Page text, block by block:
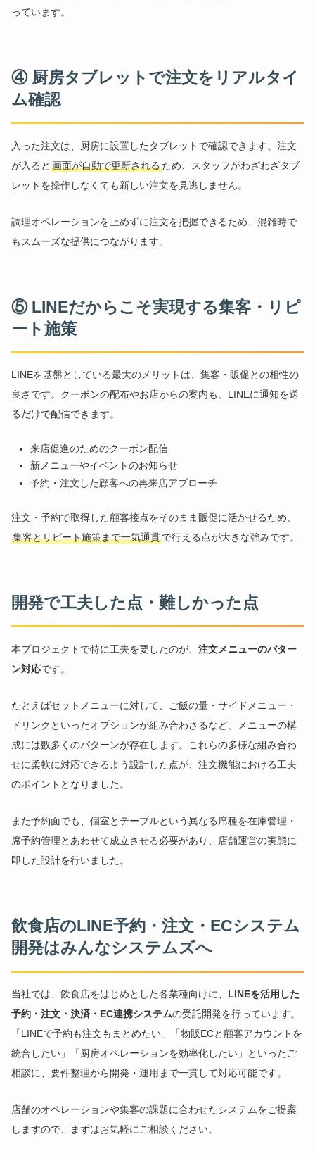
っています。
④ 厨房タブレットで注文をリアルタイ
ム確認
入った注文は、厨房に設置したタブレットで確認できます。注文
が入ると画面が自動で更新されるため、スタッフがわざわざタブ
レットを操作しなくても新しい注文を見逃しません。
調理オペレーションを止めずに注文を把握できるため、混雑時で
もスムーズな提供につながります。
⑤ LINEだからこそ実現する集客・リピ
ート施策
LINEを基盤としている最大のメリットは、集客・販促との相性の
良さです。クーポンの配布やお店からの案内も、LINEに通知を送
るだけで配信できます。
来店促進のためのクーポン配信
新メニューやイベントのお知らせ
予約・注文した顧客への再来店アプローチ
注文・予約で取得した顧客接点をそのまま販促に活かせるため、
集客とリピート施策まで一気通貫で行える点が大きな強みです。
開発で工夫した点・難しかった点
本プロジェクトで特に工夫を要したのが、注文メニューのパター
ン対応です。
たとえばセットメニューに対して、ご飯の量・サイドメニュー・
ドリンクといったオプションが組み合わさるなど、メニューの構
成には数多くのパターンが存在します。これらの多様な組み合わ
せに柔軟に対応できるよう設計した点が、注文機能における工夫
のポイントとなりました。
また予約面でも、個室とテーブルという異なる席種を在庫管理・
席予約管理とあわせて成立させる必要があり、店舗運営の実態に
即した設計を行いました。
飲食店のLINE予約・注文・ECシステム
開発はみんなシステムズへ
当社では、飲食店をはじめとした各業種向けに、 LINEを活用した
予約・注文・決済・EC連携システムの受託開発を行っています。
「LINEで予約も注文もまとめたい」「物販ECと顧客アカウントを
統合したい」「厨房オペレーションを効率化したい」といったご
相談に、要件整理から開発・運用まで一貫して対応可能です。
店舗のオペレーションや集客の課題に合わせたシステムをご提案
しますので、まずはお気軽にご相談ください。